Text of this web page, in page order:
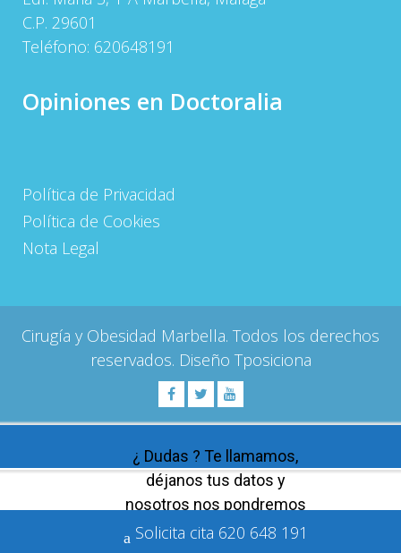
C.P. 29601
Teléfono: 620648191
Opiniones en Doctoralia
Política de Privacidad
Política de Cookies
Nota Legal
Cirugía y Obesidad Marbella. Todos los derechos
reservados. Diseño Tposiciona
¿ Dudas ? Te llamamos,
déjanos tus datos y
nosotros nos pondremos
en contacto contigo
Solicita cita 620 648 191